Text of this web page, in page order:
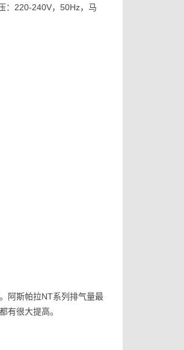
：220-240V，50Hz，马
阿斯帕拉NT系列排气量最
有很大提高。